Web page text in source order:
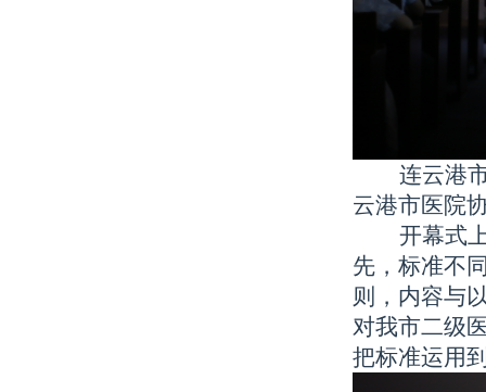
连云港
云港市医院
开幕式
先，标准不
则，内容与
对我市二级
把标准运用